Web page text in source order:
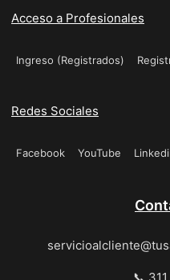
Acceso a Profesionales
Ingreso (Registrados)
Redes Sociales
Facebook YouTube